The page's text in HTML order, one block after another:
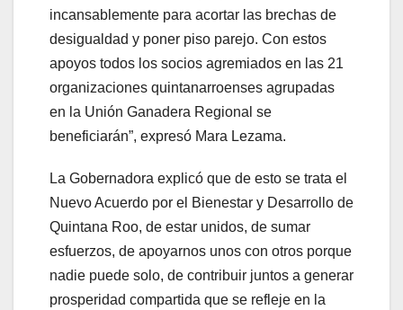
incansablemente para acortar las brechas de
desigualdad y poner piso parejo. Con estos
apoyos todos los socios agremiados en las 21
organizaciones quintanarroenses agrupadas
en la Unión Ganadera Regional se
beneficiarán”, expresó Mara Lezama.
La Gobernadora explicó que de esto se trata el
Nuevo Acuerdo por el Bienestar y Desarrollo de
Quintana Roo, de estar unidos, de sumar
esfuerzos, de apoyarnos unos con otros porque
nadie puede solo, de contribuir juntos a generar
prosperidad compartida que se refleje en la